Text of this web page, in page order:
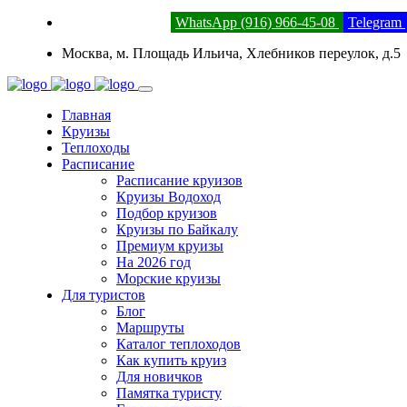
WhatsApp (916) 966-45-08 Telegram
Москва, м. Площадь Ильича, Хлебников переулок, д.5
Главная
Круизы
Теплоходы
Расписание
Расписание круизов
Круизы Водоход
Подбор круизов
Круизы по Байкалу
Премиум круизы
На 2026 год
Морские круизы
Для туристов
Блог
Маршруты
Каталог теплоходов
Как купить круиз
Для новичков
Памятка туристу